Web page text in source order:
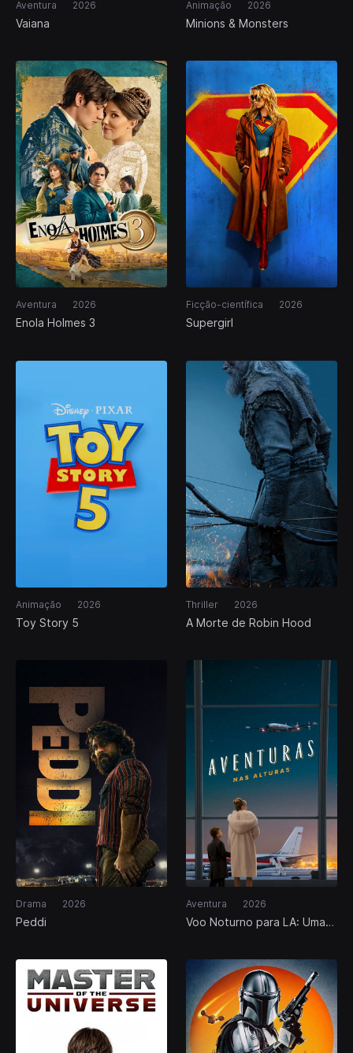
Aventura 2026
Vaiana
Animação 2026
Minions & Monsters
Aventura 2026
Enola Holmes 3
Ficção-científica 2026
Supergirl
Animação 2026
Toy Story 5
Thriller 2026
A Morte de Robin Hood
Drama 2026
Peddi
Aventura 2026
Voo Noturno para LA: Uma